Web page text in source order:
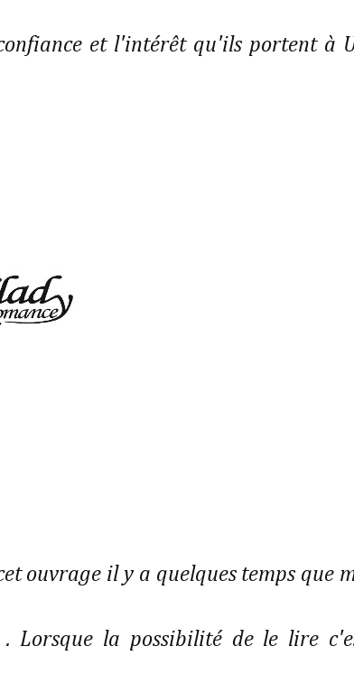
et l'intérêt qu'ils portent à
ouvrage il y a quelques temps que
Lorsque la possibilité de le lire